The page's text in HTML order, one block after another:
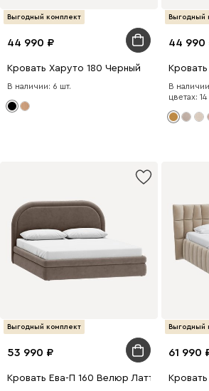
Выгодный комплект
44 990
Кровать Харуто 180 Черный
В наличии: 6 шт.
Выгодный
44 990
В
цветах: 14
Выгодный комплект
53 990
Кровать Ева-П 160 Велюр Латте
Выгодный
61 990